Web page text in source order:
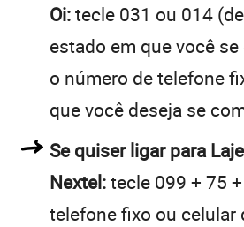
Oi:tecle 031 ou 014
estado em que você
o número de telefone
que você deseja se
Se quiser ligar para
Nextel:tecle 099 + 75
telefone fixo ou celular